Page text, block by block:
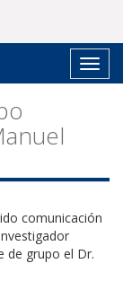
comunicación
de grupo el Dr.